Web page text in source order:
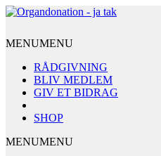
MENUMENU
RÅDGIVNING
BLIV MEDLEM
GIV ET BIDRAG
SHOP
MENUMENU